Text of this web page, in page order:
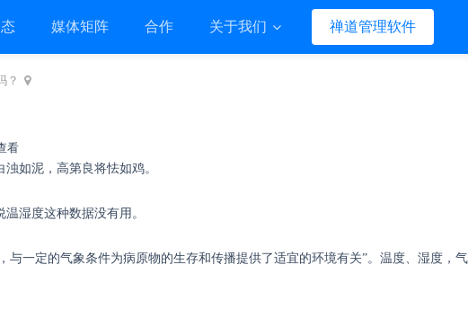
媒体矩阵 合作 关于我们 禅道管理软件
？
看
如泥，高第良将怯如鸡。
湿度这种数据没有用。
与一定的气象条件为病原物的生存和传播提供了适宜的环境有关”。温度、湿度，